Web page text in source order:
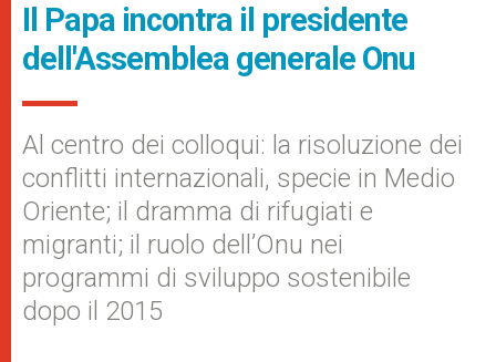
Il Papa incontra il presidente
dell'Assemblea generale Onu
Al centro dei colloqui: la risoluzione dei
conflitti internazionali, specie in Medio
Oriente; il dramma di rifugiati e
migranti; il ruolo dell’Onu nei
programmi di sviluppo sostenibile
dopo il 2015